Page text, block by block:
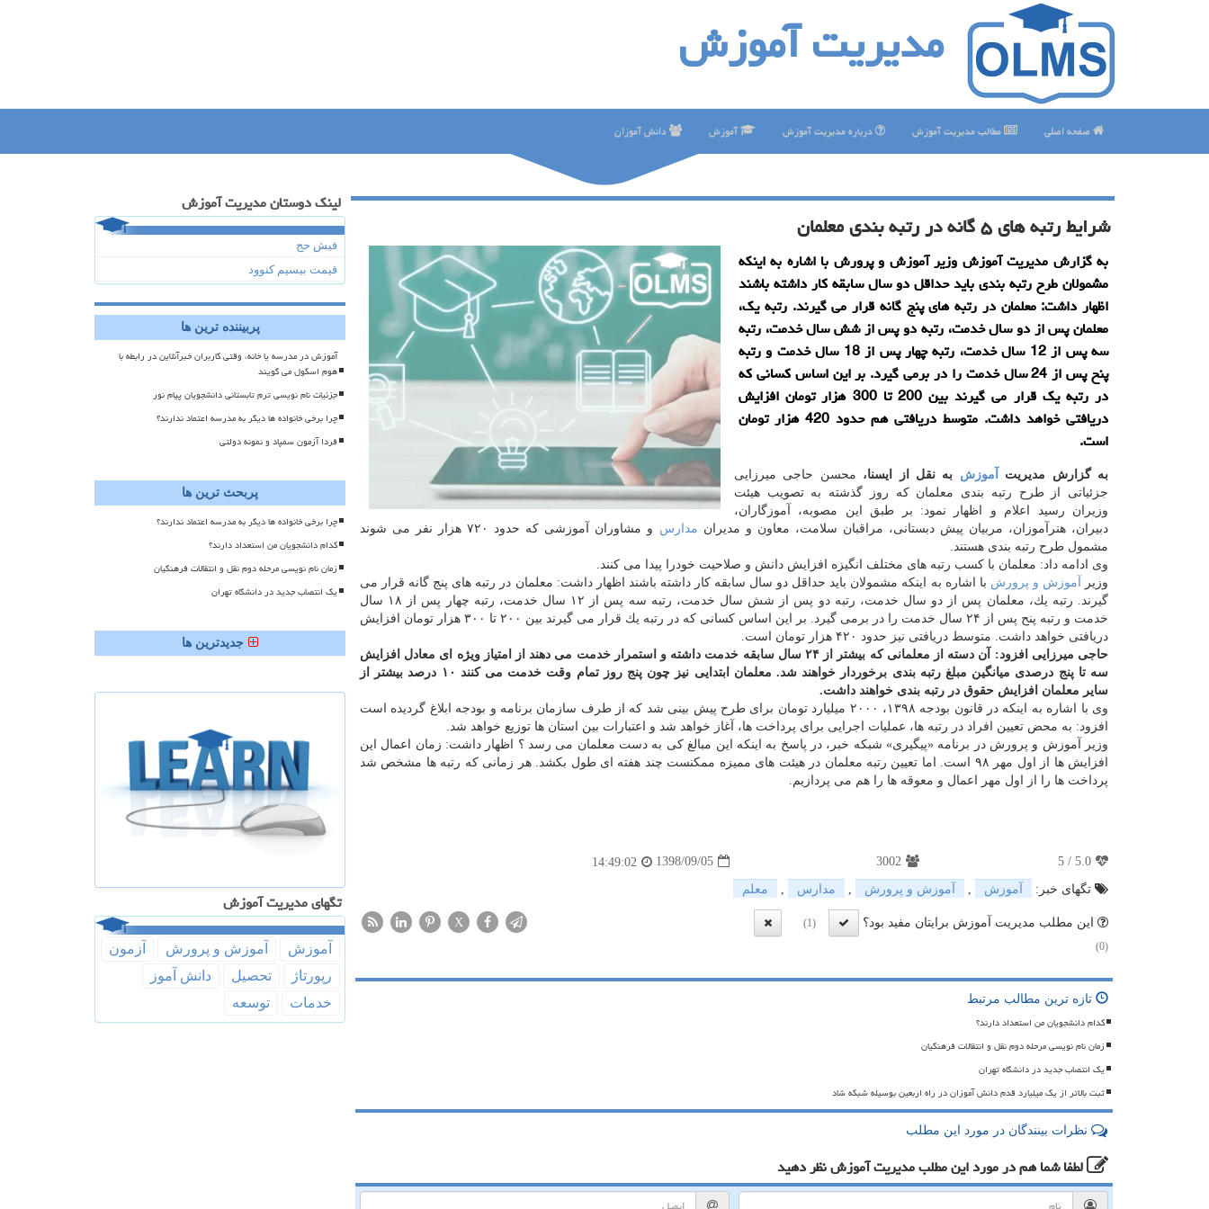
مدیریت آموزش
صفحه اصلی مطالب مدیریت آموزش درباره مدیریت آموزش آموزش دانش آموزان
شرایط رتبه های ۵ گانه در رتبه بندی معلمان
به گزارش مدیریت آموزش وزیر آموزش و پرورش با اشاره به اینكه
مشمولان طرح رتبه بندی باید حداقل دو سال سابقه كار داشته باشند
اظهار داشت: معلمان در رتبه های پنج گانه قرار می گیرند. رتبه یك،
معلمان پس از دو سال خدمت، رتبه دو پس از شش سال خدمت، رتبه
سه پس از 12 سال خدمت، رتبه چهار پس از 18 سال خدمت و رتبه
پنح پس از 24 سال خدمت را در برمی گیرد. بر این اساس كسانی كه
در رتبه یك قرار می گیرند بین 200 تا 300 هزار تومان افزایش
دریافتی خواهد داشت. متوسط دریافتی هم حدود 420 هزار تومان
است.
به گزارش مدیریت آموزش به نقل از ایسنا، محسن حاجی میرزایی
جزئیاتی از طرح رتبه بندی معلمان كه روز گذشته به تصویب هیئت
وزیران رسید اعلام و اظهار نمود: بر طبق این مصوبه، آموزگاران،
دبیران، هنرآموزان، مربیان پیش دبستانی، مراقبان سلامت، معاون و مدیران مدارس
و مشاوران آموزشی كه حدود ۷۲۰ هزار نفر می شوند
مشمول طرح رتبه بندی هستند.
وی ادامه داد: معلمان با كسب رتبه های مختلف انگیزه افزایش دانش و صلاحیت خودرا پیدا می كنند.
وزیر
آموزش و پرورش با اشاره به اینكه مشمولان باید حداقل دو سال سابقه كار داشته باشند اظهار داشت: معلمان در رتبه های پنج گانه قرار می
گیرند. رتبه یك، معلمان پس از دو سال خدمت، رتبه دو پس از شش سال خدمت، رتبه سه پس از ۱۲ سال خدمت، رتبه چهار پس از ۱۸ سال
خدمت و رتبه پنح پس از ۲۴ سال خدمت را در برمی گیرد. بر این اساس كسانی كه در رتبه یك قرار می گیرند بین ۲۰۰ تا ۳۰۰ هزار تومان افزایش
دریافتی خواهد داشت. متوسط دریافتی نیز حدود ۴۲۰ هزار تومان است.
حاجی میرزایی افزود: آن دسته از معلمانی كه بیشتر از ۲۴ سال سابقه خدمت داشته و استمرار خدمت می دهند از امتیاز ویژه ای معادل افزایش
سه تا پنج درصدی میانگین مبلغ رتبه بندی برخوردار خواهند شد. معلمان ابتدایی نیز چون پنج روز تمام وقت خدمت می كنند ۱۰ درصد بیشتر از
سایر معلمان افزایش حقوق در رتبه بندی خواهند داشت.
وی با اشاره به اینكه در قانون بودجه ۱۳۹۸، ۲۰۰۰ میلیارد تومان برای طرح پیش بینی شد كه از طرف سازمان برنامه و بودجه ابلاغ گردیده است
افزود: به محض تعیین افراد در رتبه ها، عملیات اجرایی برای پرداخت ها، آغاز خواهد شد و اعتبارات بین استان ها توزیع خواهد شد.
وزیر آموزش و پرورش در برنامه «پیگیری» شبكه خبر، در پاسخ به اینكه این مبالغ كی به دست معلمان می رسد ؟ اظهار داشت: زمان اعمال این
افزایش ها از اول مهر ۹۸ است. اما تعیین رتبه معلمان در هیئت های ممیزه ممكنست چند هفته ای طول بكشد. هر زمانی كه رتبه ها مشخص شد
پرداخت ها را از اول مهر اعمال و معوقه ها را هم می پردازیم.
5.0
/
5
3002
1398/09/05
14:49:02
تگهای خبر:
آموزش آموزش و پرورش مدارس معلم
این مطلب مدیریت آموزش برایتان مفید بود؟
(1)
(0)
X
تازه ترین مطالب مرتبط
کدام دانشجویان من استعداد دارند؟
زمان نام نویسی مرحله دوم نقل و انتقالات فرهنگیان
یک انتصاب جدید در دانشگاه تهران
ثبت بالاتر از یک میلیارد قدم دانش آموزان در راه اربعین بوسیله شبکه شاد
نظرات بینندگان در مورد این مطلب
لطفا شما همدر مورد این مطلب مدیریت آموزشنظر دهید
لینک دوستان مدیریت آموزش
فیش حج
قیمت بیسیم کنوود
پربیننده ترین ها
آموزش در مدرسه یا خانه، وقتی کاربران خبرآنلاین در رابطه با
هوم اسکول می گویند
جزئیات نام نویسی ترم تابستانی دانشجویان پیام نور
چرا برخی خانواده ها دیگر به مدرسه اعتماد ندارند؟
فردا آزمون سمپاد و نمونه دولتی
پربحث ترین ها
چرا برخی خانواده ها دیگر به مدرسه اعتماد ندارند؟
کدام دانشجویان من استعداد دارند؟
زمان نام نویسی مرحله دوم نقل و انتقالات فرهنگیان
یک انتصاب جدید در دانشگاه تهران
جدیدترین ها
تگهای مدیریت آموزش
آموزش آموزش و پرورش
آزمون
رپورتاژ
تحصیل
دانش آموز
خدمات
توسعه